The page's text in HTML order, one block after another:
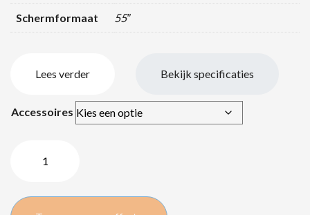
Schermformaat 55″
Lees verder Bekijk specificaties
Accessoires
4K